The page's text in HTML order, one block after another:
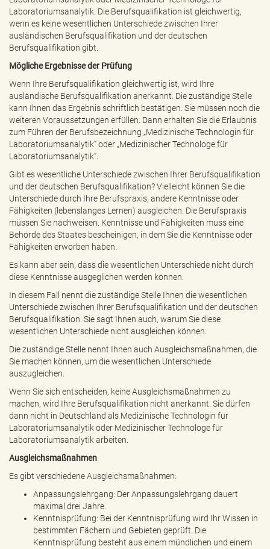
Laboratoriumsanalytik. Die Berufsqualifikation ist gleichwertig,
wenn es keine wesentlichen Unterschiede zwischen Ihrer
ausländischen Berufsqualifikation und der deutschen
Berufsqualifikation gibt.
Mögliche Ergebnisse der Prüfung
Wenn Ihre Berufsqualifikation gleichwertig ist, wird Ihre
ausländische Berufsqualifikation anerkannt. Die zuständige Stelle
kann Ihnen das Ergebnis schriftlich bestätigen. Sie müssen noch die
weiteren Voraussetzungen erfüllen. Dann erhalten Sie die Erlaubnis
zum Führen der Berufsbezeichnung „Medizinische Technologin für
Laboratoriumsanalytik“ oder „Medizinischer Technologe für
Laboratoriumsanalytik“.
Gibt es wesentliche Unterschiede zwischen Ihrer Berufsqualifikation
und der deutschen Berufsqualifikation? Vielleicht können Sie die
Unterschiede durch Ihre Berufspraxis, andere Kenntnisse oder
Fähigkeiten (lebenslanges Lernen) ausgleichen. Die Berufspraxis
müssen Sie nachweisen. Kenntnisse und Fähigkeiten muss eine
Behörde des Staates bescheinigen, in dem Sie die Kenntnisse oder
Fähigkeiten erworben haben.
Es kann aber sein, dass die wesentlichen Unterschiede nicht durch
diese Kenntnisse ausgeglichen werden können.
In diesem Fall nennt die zuständige Stelle Ihnen die wesentlichen
Unterschiede zwischen Ihrer Berufsqualifikation und der deutschen
Berufsqualifikation. Sie sagt Ihnen auch, warum Sie diese
wesentlichen Unterschiede nicht ausgleichen können.
Die zuständige Stelle nennt Ihnen auch Ausgleichsmaßnahmen, die
Sie machen können, um die wesentlichen Unterschiede
auszugleichen.
Wenn Sie sich entscheiden, keine Ausgleichsmaßnahmen zu
machen, wird Ihre Berufsqualifikation nicht anerkannt. Sie dürfen
dann nicht in Deutschland als Medizinische Technologin für
Laboratoriumsanalytik oder Medizinischer Technologe für
Laboratoriumsanalytik arbeiten.
Ausgleichsmaßnahmen
Es gibt verschiedene Ausgleichsmaßnahmen:
Anpassungslehrgang: Der Anpassungslehrgang dauert
maximal drei Jahre.
Kenntnisprüfung: Bei der Kenntnisprüfung wird Ihr Wissen in
bestimmten Fächern und Gebieten geprüft. Die
Kenntnisprüfung besteht aus einem mündlichen und einem